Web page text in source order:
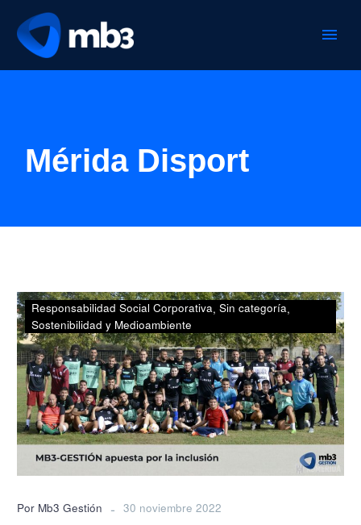
Mérida Disport
MB3-
GESTIÓN
apuesta
por
la
inclusión
Responsabilidad Social Corporativa Sin categoría
Sostenibilidad y Medioambiente
Por Mb3 Gestión - 30 noviembre 2022